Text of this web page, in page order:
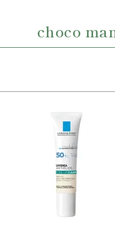
choco